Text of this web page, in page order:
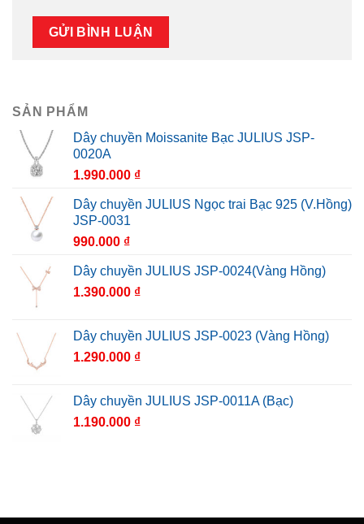
SẢN PHẨM
Dây chuyền Moissanite Bạc JULIUS JSP-
0020A
1.990.000 ₫
Dây chuyền JULIUS Ngọc trai Bạc 925 (V.Hồng)
JSP-0031
990.000 ₫
Dây chuyền JULIUS JSP-0024(Vàng Hồng)
1.390.000 ₫
Dây chuyền JULIUS JSP-0023 (Vàng Hồng)
1.290.000 ₫
Dây chuyền JULIUS JSP-0011A (Bạc)
1.190.000 ₫